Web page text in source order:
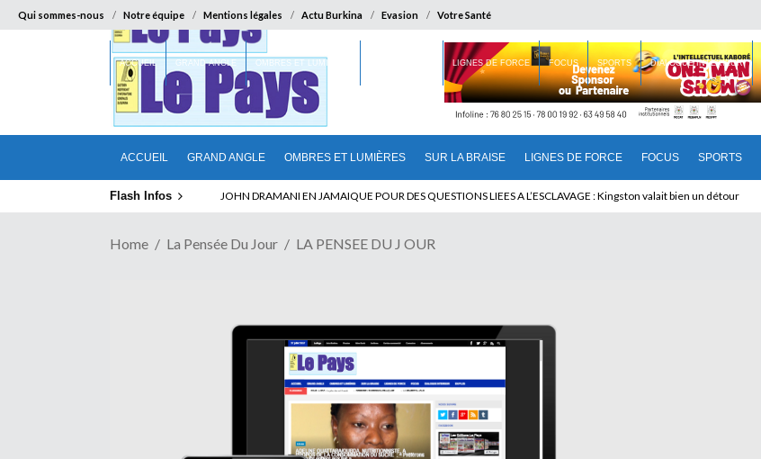
Qui sommes-nous Notre équipe Mentions légales Actu Burkina Evasion Votre Santé
ACCUEIL GRAND ANGLE OMBRES ET LUMIÈRES SUR LA BRAISE LIGNES DE FORCE FOCUS SPORTS
ACCUEIL GRAND ANGLE OMBRES ET LUMIÈRES LIGNES DE FORCE FOCUS SPORTS DIALOGUE INTERIEUR
Flash Infos JOHN DRAMANI EN JAMAIQUE POUR DES QUESTIONS LIEES A L’ESCLAVAGE : Kingston valait bien un détour
ELECTION DE TALON A LA TETE DU SENAT BENINOIS : Quand Patrice quitte le pouvoir sans partir !
Home La Pensée Du Jour LA PENSEE DU J OUR